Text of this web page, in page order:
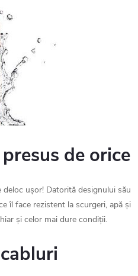
de orice
ușor! Datorită designului său
îl face rezistent la scurgeri, apă și
și celor mai dure condiții.